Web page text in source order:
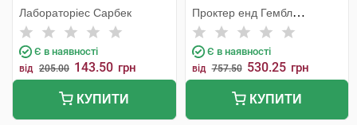
Лабораторіес Сарбек
Є в наявності
від 205.00 143.50 грн
КУПИТИ
Проктер енд Гембл
Мануфекчурінг
Є в наявності
від 757.50 530.25 грн
КУПИТИ